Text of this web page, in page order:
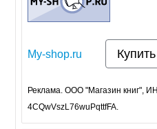
My-shop.ru Купить
Реклама. ООО "Магазин книг",
4CQwVszL76wuPqttfFA.